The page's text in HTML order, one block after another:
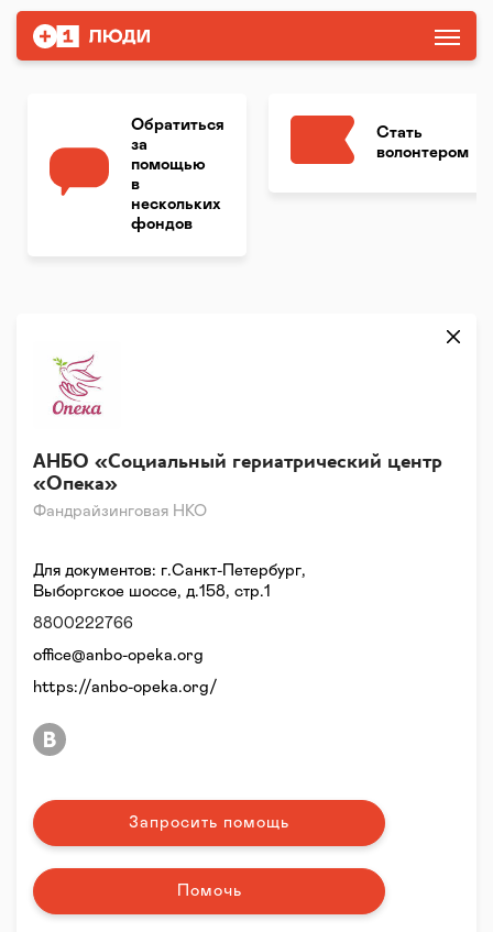
Обратиться
за
помощью
в
нескольких
фондов
Стать
волонтером
Фандрайзинговая НКО
АНБО «Социальный гериатрический центр
«Опека»
Для документов: г.Санкт-Петербург,
Выборгское шоссе, д.158, стр.1
8800222766
office@anbo-opeka.org
https://anbo-opeka.org/
Запросить помощь
Помочь